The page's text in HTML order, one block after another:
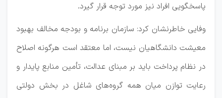
پاسخگویی افراد نیز مورد توجه قرار گیرد.
وفایی خاطرنشان کرد: سازمان برنامه و بودجه مخالف بهبود
معیشت دانشگاهیان نیست، اما معتقد است هرگونه اصلاح
در نظام پرداخت باید بر مبنای عدالت، تأمین منابع پایدار و
رعایت توازن میان همه گروه‌های شاغل در بخش دولتی